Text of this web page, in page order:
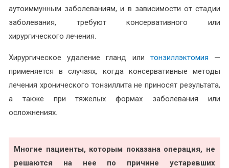
аутоиммунным заболеваниям, и в зависимости от стадии
заболевания, требуют консервативного или
хирургического лечения.
Хирургическое удаление гланд или тонзиллэктомия —
применяется в случаях, когда консервативные методы
лечения хронического тонзиллита не приносят результата,
а также при тяжелых формах заболевания или
осложнениях.
Многие пациенты, которым показана операция, не
решаются на нее по причине устаревших